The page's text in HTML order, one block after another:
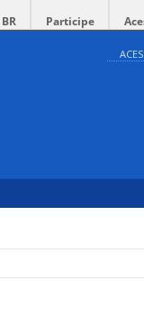
Participe